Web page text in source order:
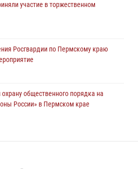
участие в торжественном
Росгвардии по Пермскому краю
общественного порядка на
России» в Пермском крае
с годовщиной образования